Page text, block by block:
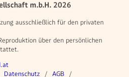
m.b.H. 2026
ausschließlich für den privaten
über den persönlichen
Datenschutz AGB